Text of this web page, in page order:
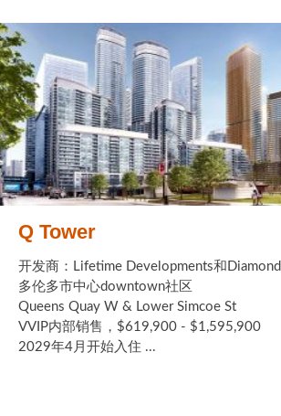
Q Tower
开发商：Lifetime Developments和
多伦多市中心downtown社区
Queens Quay W & Lower Simcoe St
VVIP内部销售，$619,900 - $1,595,900
2029年4月开始入住 ...